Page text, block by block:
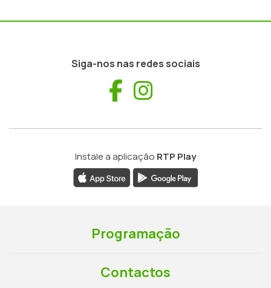
Siga-nos nas redes sociais
Facebook
Instale a aplicação RTP Play
Programação
Contactos